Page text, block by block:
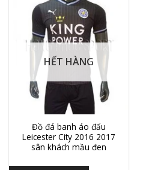
HẾT HÀNG
Đồ đá banh áo đấu
Leicester City 2016 2017
sân khách mầu đen